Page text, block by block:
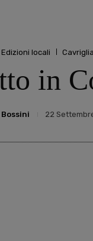
Edizioni locali Cavriglia
in
22